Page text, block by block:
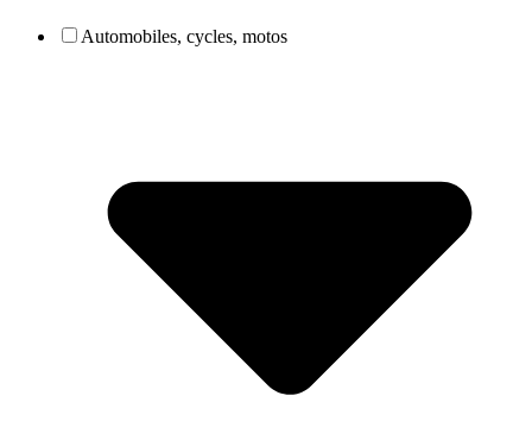
Automobiles, cycles, motos